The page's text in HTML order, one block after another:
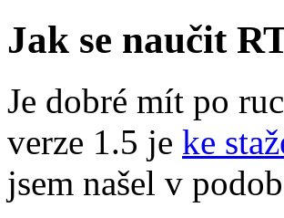
Jak se naučit
Je dobré mít po
verze 1.5 je ke
jsem našel v